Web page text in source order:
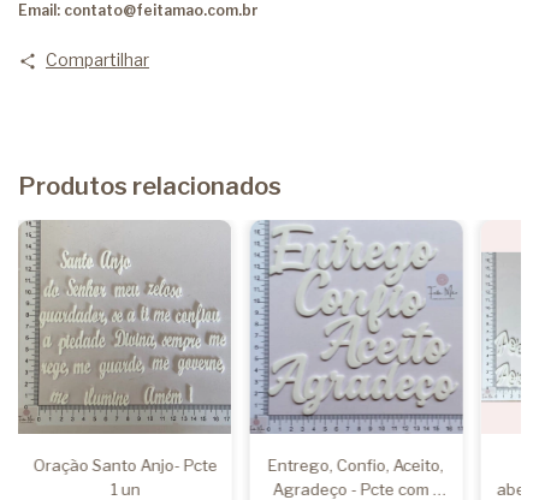
Email: contato@feitamao.com.br
Compartilhar
Produtos relacionados
Oração Santo Anjo- Pcte
1 un
Entrego, Confio, Aceito,
Agradeço - Pcte com 1